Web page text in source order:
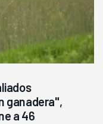
ganadera",
a 46